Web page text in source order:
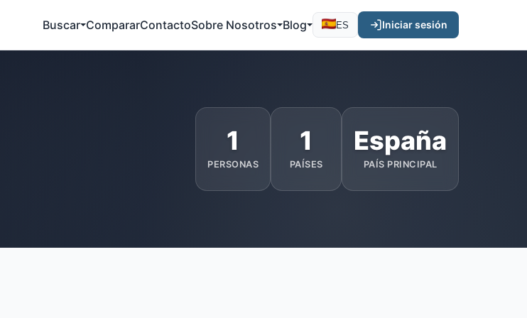
Buscar CompararContactoSobre Nosotros Blog ES Iniciar sesión
1
PERSONAS
1
PAÍSES
España
PAÍS PRINCIPAL